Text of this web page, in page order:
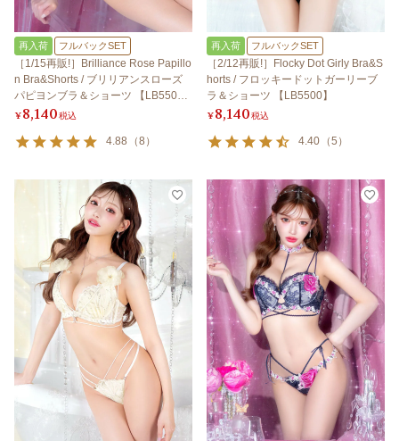
再入荷 フルバックSET
［1/15再販!］Brilliance Rose Papillo
n Bra&Shorts / ブリリアンスローズ
パピヨンブラ＆ショーツ 【LB550
0】
¥8,140税込
4.88 （8 ）
再入荷 フルバックSET
［2/12再販!］Flocky Dot Girly Bra&S
horts / フロッキードットガーリーブ
ラ＆ショーツ 【LB5500】
¥8,140税込
4.40 （5 ）